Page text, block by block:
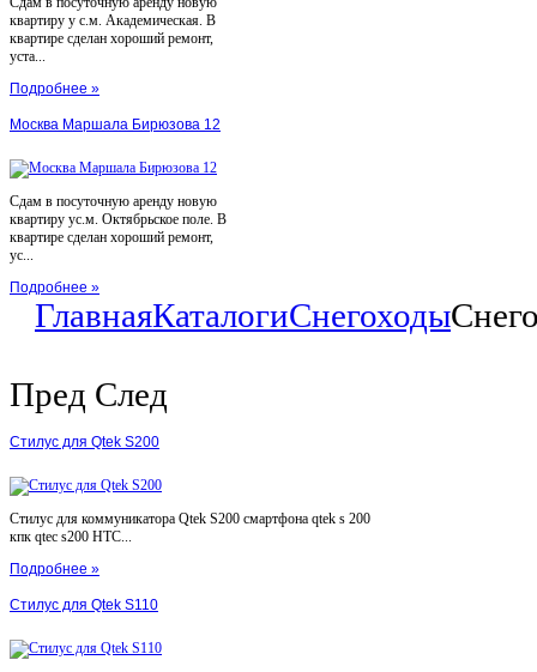
квартиру у с.м. Академическая. В
квартире сделан хороший ремонт,
уста...
Подробнее »
Москва Маршала Бирюзова 12
Сдам в посуточную аренду новую
квартиру ус.м. Октябрьское поле. В
квартире сделан хороший ремонт,
ус...
Подробнее »
ГлавнаяКаталогиСнегоходы
Пред След
Стилус для Qtek S200
Стилус для коммуникатора Qtek S200 смартфона qtek s 200
кпк qtec s200 HTC...
Подробнее »
Стилус для Qtek S110